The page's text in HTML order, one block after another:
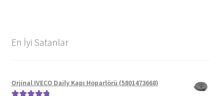
En İyi Satanlar
Orjinal IVECO Daily Kapı Hoparlörü (5801473668)